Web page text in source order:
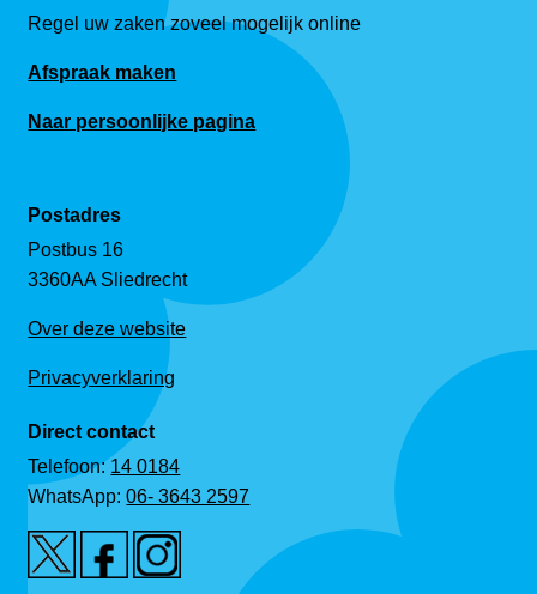
Regel uw zaken zoveel mogelijk online
Afspraak maken
Naar persoonlijke pagina
Postadres
Postbus 16
3360AA Sliedrecht
Over deze website
Privacyverklaring
Direct contact
Telefoon:14 0184
WhatsApp:06- 3643 2597